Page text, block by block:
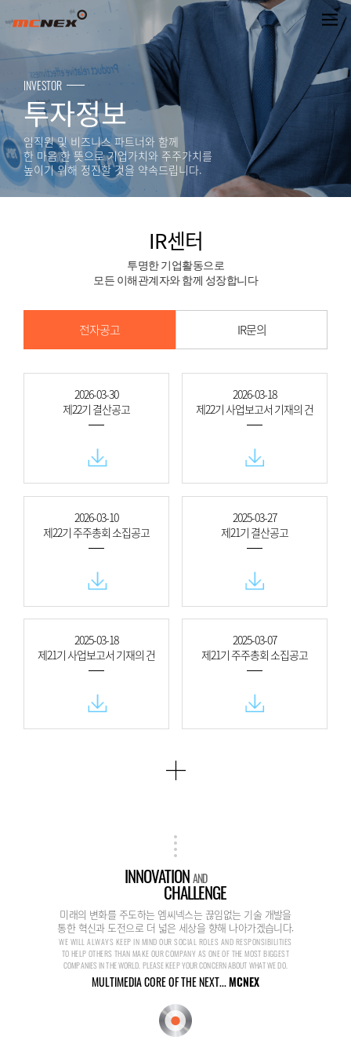
IR센터
INVESTOR
투자정보
임직원 및 비즈니스 파트너와 함께
한 마음 한 뜻으로 기업가치와 주주가치를
높이기 위해 정진할 것을 약속드립니다.
IR센터
투명한 기업활동으로
모든 이해관계자와 함께 성장합니다
전자공고 IR문의
2026-03-30
제22기 결산공고
2026-03-18
제22기 사업보고서 기재의 건
2026-03-10
제22기 주주총회 소집공고
2025-03-27
제21기 결산공고
2025-03-18
제21기 사업보고서 기재의 건
2025-03-07
제21기 주주총회 소집공고
INNOVATIONAND
CHALLENGE
미래의 변화를 주도하는 엠씨넥스는 끊임없는 기술 개발을
통한 혁신과 도전으로 더 넓은 세상을 향해 나아가겠습니다.
WE WILL ALWAYS KEEP IN MIND OUR SOCIAL ROLES AND RESPONSIBILITIES
TO HELP OTHERS THAN MAKE OUR COMPANY AS ONE OF THE MOST BIGGEST
COMPANIES IN THE WORLD. PLEASE KEEP YOUR CONCERN ABOUT WHAT WE DO.
MULTIMEDIA CORE OF THE NEXT...MCNEX